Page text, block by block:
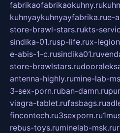
fabrikaofabrikaokuhny.ru
kuhnyaykuhnyayfabrika.rue-
store-brawl-stars.rukts-
sindika-01.rusp-life.rux-
e-abis-1-c.rusindika01.ru
store-brawlstars.ru
antenna-highly.rumine-lab-
3-sex-porn.ruban-damn.ru
viagra-tablet.rufasbags.ru
fincontech.ru3sexporn.ru
rebus-toys.ruminelab-msk.ru